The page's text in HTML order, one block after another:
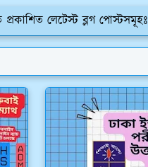
লেটেস্ট ব্লগ পোস্টসমূহঃ